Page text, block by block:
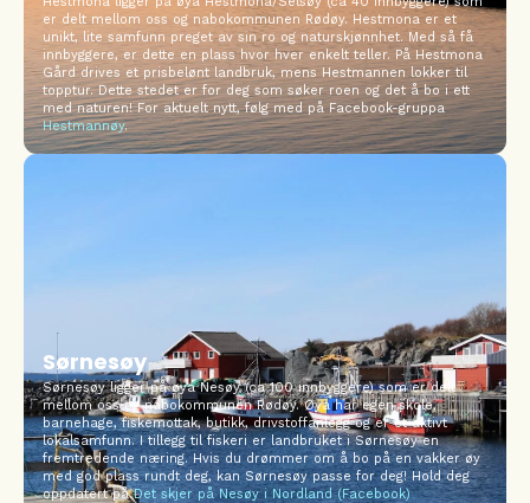
er delt mellom oss og nabokommunen Rødøy. Hestmona er et
unikt, lite samfunn preget av sin ro og naturskjønnhet. Med så få
innbyggere, er dette en plass hvor hver enkelt teller. På Hestmona
Gård drives et prisbelønt landbruk, mens Hestmannen lokker til
topptur. Dette stedet er for deg som søker roen og det å bo i ett
med naturen! For aktuelt nytt, følg med på Facebook-gruppa
Hestmannøy.
Sørnesøy
Sørnesøy ligger på øya Nesøy (ca 100 innbyggere) som er delt
mellom oss og nabokommunen Rødøy. Øya har egen skole,
barnehage, fiskemottak, butikk, drivstoffanlegg og er et aktivt
lokalsamfunn. I tillegg til fiskeri er landbruket i Sørnesøy en
fremtredende næring. Hvis du drømmer om å bo på en vakker øy
med god plass rundt deg, kan Sørnesøy passe for deg! Hold deg
oppdatert påDet skjer på Nesøy i Nordland (Facebook)